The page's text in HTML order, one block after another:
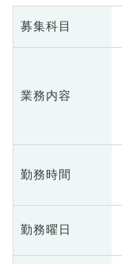
募集科目
業務内容
勤務時間
勤務曜日